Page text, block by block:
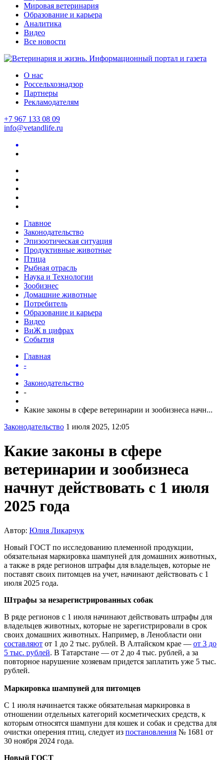
Мировая ветеринария
Образование и карьера
Аналитика
Видео
Все новости
О нас
Россельхознадзор
Партнеры
Рекламодателям
+7 967 133 08 09
info@vetandlife.ru
Главное
Законодательство
Эпизоотическая ситуация
Продуктивные животные
Птица
Рыбная отрасль
Наука и Технологии
Зообизнес
Домашние животные
Потребитель
Образование и карьера
Видео
ВиЖ в цифрах
События
Главная
-
Законодательство
-
Какие законы в сфере ветеринарии и зообизнеса начн...
Законодательство 1 июля 2025, 12:05
Какие законы в сфере
ветеринарии и зообизнеса
начнут действовать с 1 июля
2025 года
Автор: Юлия Ликарчук
Новый ГОСТ по исследованию племенной продукции,
обязательная маркировка шампуней для домашних животных,
а также в ряде регионов штрафы для владельцев, которые не
поставят своих питомцев на учет, начинают действовать с 1
июля 2025 года.
Штрафы за незарегистрированных собак
В ряде регионов с 1 июля начинают действовать штрафы для
владельцев животных, которые не зарегистрировали в срок
своих домашних животных. Например, в Ленобласти они
составляют от 1 до 2 тыс. рублей. В Алтайском крае — от 3 до
5 тыс. рублей. В Татарстане — от 2 до 4 тыс. рублей, а за
повторное нарушение хозяевам придется заплатить уже 5 тыс.
рублей.
Маркировка шампуней для питомцев
С 1 июля начинается также обязательная маркировка в
отношении отдельных категорий косметических средств, к
которым относятся шампуни для кошек и собак и средства для
очистки оперения птиц, следует из постановления № 1681 от
30 ноября 2024 года.
Новый ГОСТ